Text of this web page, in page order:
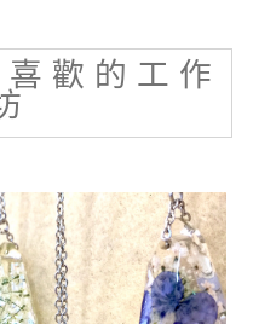
歡 的 工 作